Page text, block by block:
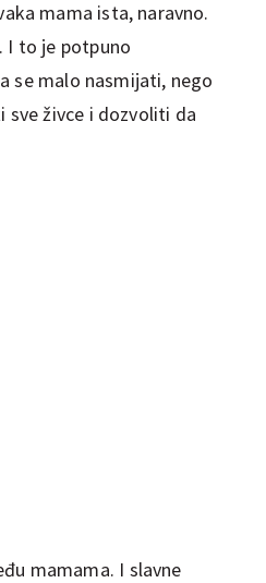
mama ista, naravno.
I to je potpuno
se malo nasmijati, nego
živce i dozvoliti da
mamama. I slavne